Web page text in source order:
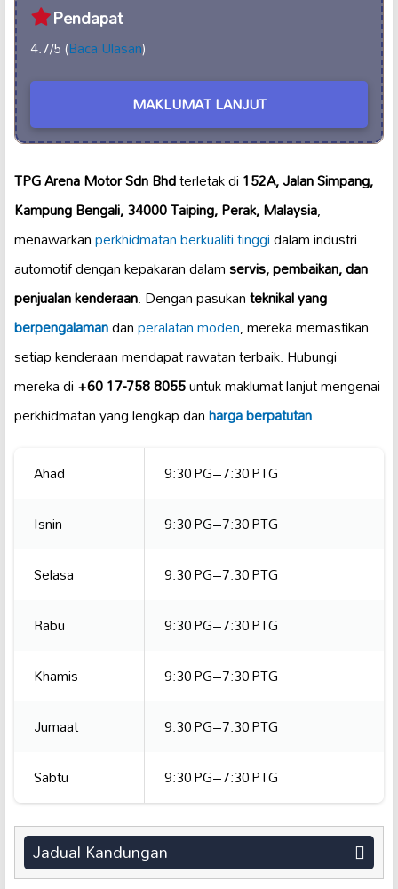
Pendapat
4.7/5 (Baca Ulasan)
MAKLUMAT LANJUT
TPG Arena Motor Sdn Bhdterletak di152A, Jalan Simpang,
Kampung Bengali, 34000 Taiping, Perak, Malaysia,
menawarkanperkhidmatan berkualiti tinggidalam industri
automotif dengan kepakaran dalamservis, pembaikan, dan
penjualan kenderaan. Dengan pasukanteknikal yang
berpengalamandanperalatan moden, mereka memastikan
setiap kenderaan mendapat rawatan terbaik. Hubungi
mereka di+60 17-758 8055untuk maklumat lanjut mengenai
perkhidmatan yang lengkap danharga berpatutan.
Ahad
9:30 PG–7:30 PTG
Isnin
9:30 PG–7:30 PTG
Selasa
9:30 PG–7:30 PTG
Rabu
9:30 PG–7:30 PTG
Khamis
9:30 PG–7:30 PTG
Jumaat
9:30 PG–7:30 PTG
Sabtu
9:30 PG–7:30 PTG
Jadual Kandungan